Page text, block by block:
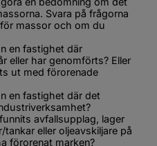
Svara på frågorna
massor och om du
en fastighet där
eller har genomförts? Eller
ut med förorenade
en fastighet där det
avfallsupplag, lager
tankar eller oljeavskiljare på
förorenat marken?